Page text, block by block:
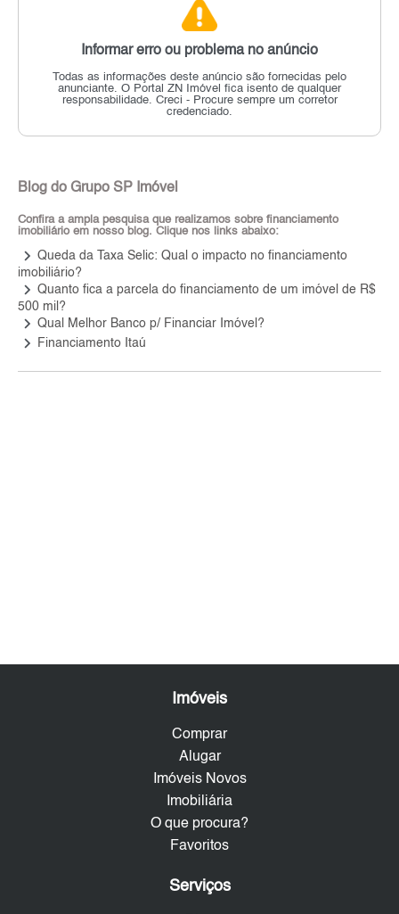
Informar erro ou problema no anúncio
Todas as informações deste anúncio são fornecidas pelo
anunciante. O Portal ZN Imóvel fica isento de qualquer
responsabilidade. Creci - Procure sempre um corretor
credenciado.
Blog do Grupo SP Imóvel
Confira a ampla pesquisa que realizamos sobre financiamento
imobiliário em nosso blog. Clique nos links abaixo:
keyboard_arrow_right Queda da Taxa Selic: Qual o impacto no financiamento
imobiliário?
keyboard_arrow_right Quanto fica a parcela do financiamento de um imóvel de R$
500 mil?
keyboard_arrow_right Qual Melhor Banco p/ Financiar Imóvel?
keyboard_arrow_right Financiamento Itaú
Imóveis
Comprar
Alugar
Imóveis Novos
Imobiliária
O que procura?
Favoritos
Serviços